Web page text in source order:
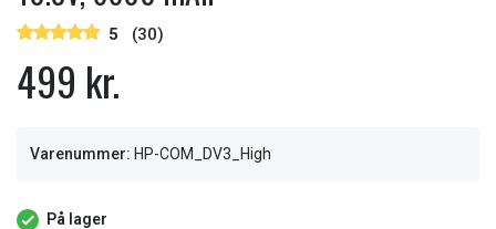
5 (30)
499 kr.
Varenummer: HP-COM_DV3_High
På lager